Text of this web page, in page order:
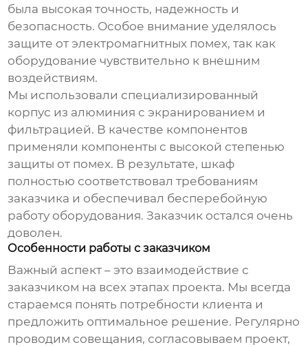
была высокая точность, надежность и
безопасность. Особое внимание уделялось
защите от электромагнитных помех, так как
оборудование чувствительно к внешним
воздействиям.
Мы использовали специализированный
корпус из алюминия с экранированием и
фильтрацией. В качестве компонентов
применяли компоненты с высокой степенью
защиты от помех. В результате, шкаф
полностью соответствовал требованиям
заказчика и обеспечивал бесперебойную
работу оборудования. Заказчик остался очень
доволен.
Особенности работы с заказчиком
Важный аспект – это взаимодействие с
заказчиком на всех этапах проекта. Мы всегда
стараемся понять потребности клиента и
предложить оптимальное решение. Регулярно
проводим совещания, согласовываем проект,